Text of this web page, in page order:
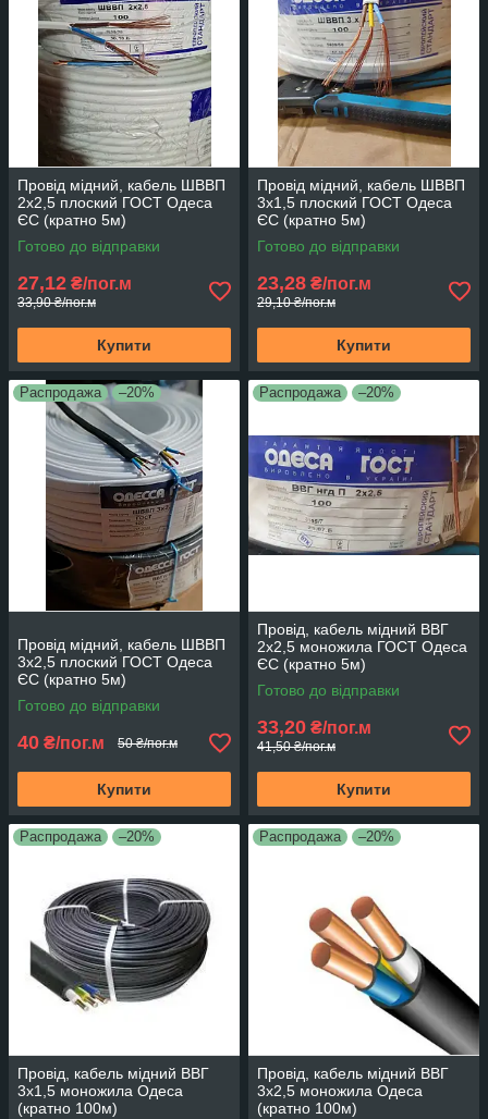
Провід мідний, кабель ШВВП
2х2,5 плоский ГОСТ Одеса
ЄС (кратно 5м)
Готово до відправки
27,12 ₴/пог.м
33,90 ₴/пог.м
Купити
Провід мідний, кабель ШВВП
3х1,5 плоский ГОСТ Одеса
ЄС (кратно 5м)
Готово до відправки
23,28 ₴/пог.м
29,10 ₴/пог.м
Купити
Распродажа –20%
Провід мідний, кабель ШВВП
3х2,5 плоский ГОСТ Одеса
ЄС (кратно 5м)
Готово до відправки
40 ₴/пог.м 50 ₴/пог.м
Купити
Распродажа –20%
Провід, кабель мідний ВВГ
2х2,5 моножила ГОСТ Одеса
ЄС (кратно 5м)
Готово до відправки
33,20 ₴/пог.м
41,50 ₴/пог.м
Купити
Распродажа –20%
Провід, кабель мідний ВВГ
3х1,5 моножила Одеса
(кратно 100м)
Распродажа –20%
Провід, кабель мідний ВВГ
3х2,5 моножила Одеса
(кратно 100м)